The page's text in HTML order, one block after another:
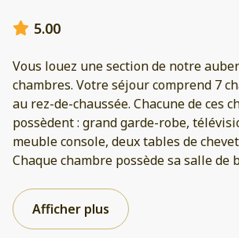
5.00
Vous louez une section de notre
chambres. Votre séjour comprend 7
au rez-de-chaussée. Chacune de ces
possèdent : grand garde-robe,
meuble console, deux tables de
Chaque chambre possède sa salle de
Afficher plus